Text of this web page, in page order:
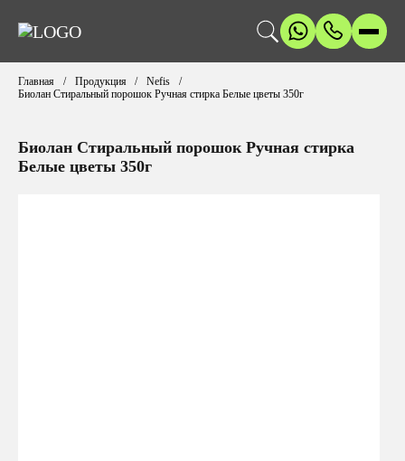
Главная Продукция
Nefis
Биолан Стиральный порошок Ручная стирка Белые цветы 350г
Биолан Стиральный порошок Ручная стирка
Белые цветы 350г